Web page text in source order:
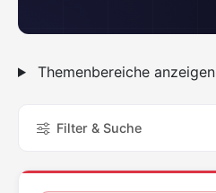
Themenbereiche anzeigen
Filter & Suche